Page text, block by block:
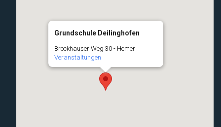
Grundschule Deilinghofen
Brockhauser Weg 30 - Hemer
Veranstaltungen